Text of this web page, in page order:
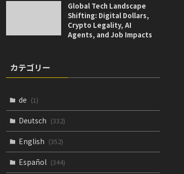
Global Tech Landscape
Shifting: Digital Dollars,
Crypto Legality, AI
Agents, and Job Impacts
カテゴリー
de (1)
Deutsch (332)
English (352)
Español (344)